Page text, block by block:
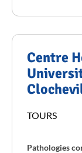
Centre
TOURS
Pathologies